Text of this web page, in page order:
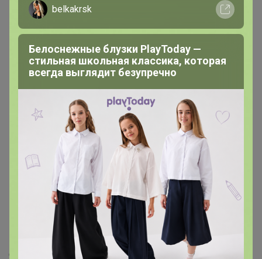
Портулак Фламенко
20,6р
Немезия Чаровница
смесь
Описание
Неприхотливый компактный летник с пышным,
длительным цветением и приятным ароматом.
belkakrsk
Белоснежные блузки PlayToday —
стильная школьная классика, которая
всегда выглядит безупречно